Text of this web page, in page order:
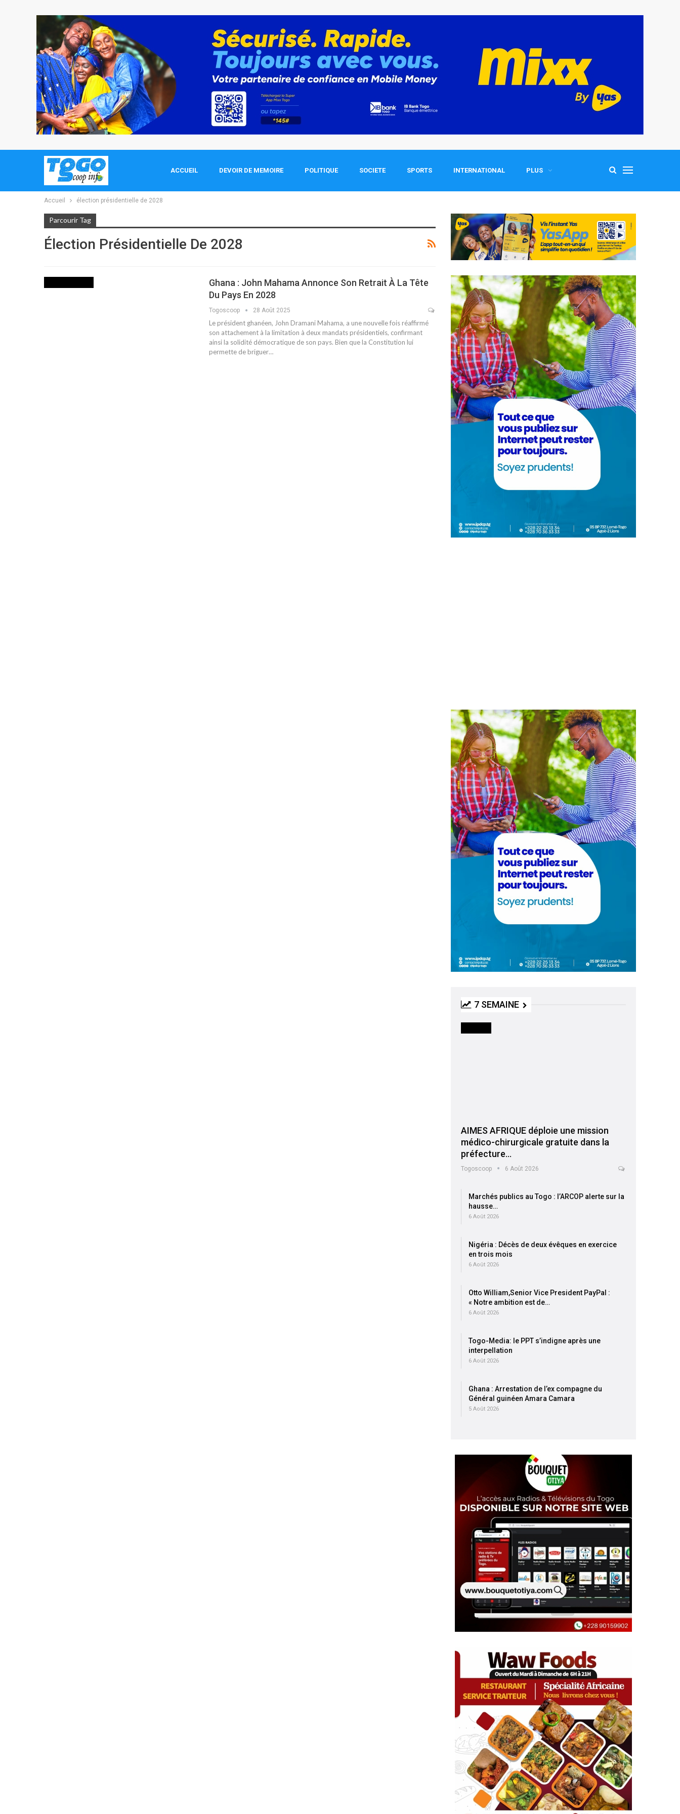
ACCUEIL DEVOIR DE MEMOIRE POLITIQUE SOCIETE SPORTS INTERNATIONAL PLUS
Accueil élection présidentielle de 2028
Parcourir Tag
Élection Présidentielle De 2028
Ghana : John Mahama Annonce Son Retrait À La Tête
Du Pays En 2028
Togoscoop 28 Août 2025
Le président ghanéen, John Dramani Mahama, a une nouvelle fois réaffirmé
son attachement à la limitation à deux mandats présidentiels, confirmant
ainsi la solidité démocratique de son pays. Bien que la Constitution lui
permette de briguer…
7 SEMAINE
AIMES AFRIQUE déploie une mission
médico-chirurgicale gratuite dans la
préfecture…
Togoscoop 6 Août 2026
Marchés publics au Togo : l’ARCOP alerte sur la
hausse…
6 Août 2026
Nigéria : Décès de deux évêques en exercice
en trois mois
6 Août 2026
Otto William,Senior Vice President PayPal :
« Notre ambition est de…
6 Août 2026
Togo-Media: le PPT s’indigne après une
interpellation
6 Août 2026
Ghana : Arrestation de l’ex compagne du
Général guinéen Amara Camara
5 Août 2026